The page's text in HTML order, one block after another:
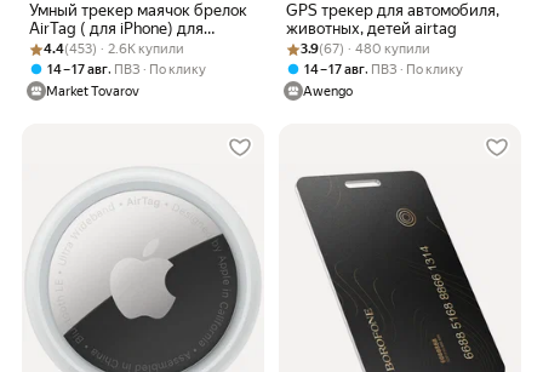
Умный трекер маячок брелок
AirTag ( для iPhone) для
автомобиля, ключей,
животных, одежды черный +
чехол в подарок
Рейтинг товара: 4.4 из 5
Оценок: (453) · 2.6K купили
4.4(453) · 2.6K купили
14 – 17 авг, ПВЗ
По клику
Market Tovarov
GPS трекер для автомобиля,
животных, детей airtag
Рейтинг товара: 3.9 из 5
Оценок: (67) · 480 купили
3.9(67) · 480 купили
14 – 17 авг, ПВЗ
По клику
Awengo